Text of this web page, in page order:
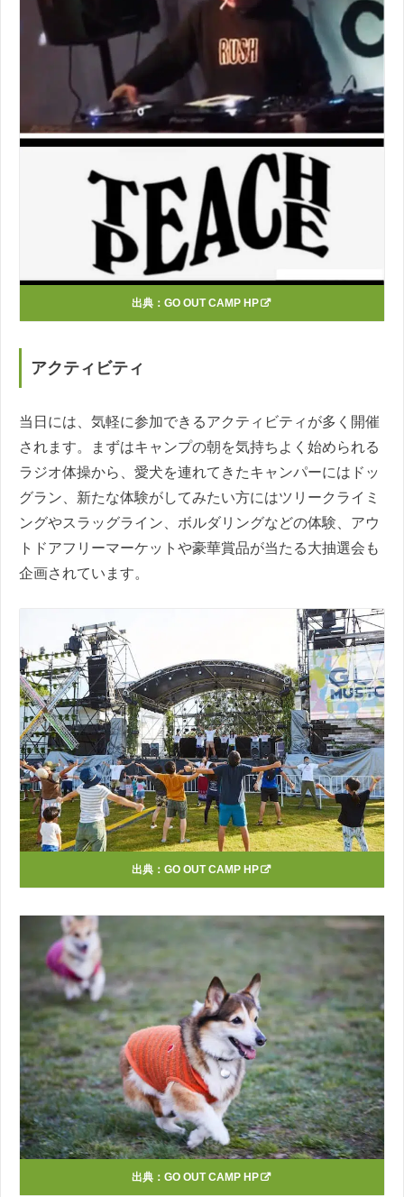
出典： GO OUT CAMP HP
アクティビティ
当日には、気軽に参加できるアクティビティが多く開催
されます。まずはキャンプの朝を気持ちよく始められる
ラジオ体操から、愛犬を連れてきたキャンパーにはドッ
グラン、新たな体験がしてみたい方にはツリークライミ
ングやスラッグライン、ボルダリングなどの体験、アウ
トドアフリーマーケットや豪華賞品が当たる大抽選会も
企画されています。
出典： GO OUT CAMP HP
出典： GO OUT CAMP HP